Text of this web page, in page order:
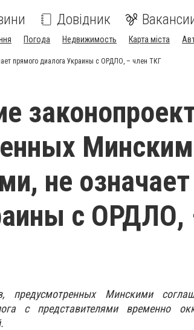
Довідник
Погода Недвижимость Карта міста
прямого диалога Украины с ОРДЛО, – член ТКГ
не
с ОРДЛО,
предусмотренных Минскими
с представителями временно